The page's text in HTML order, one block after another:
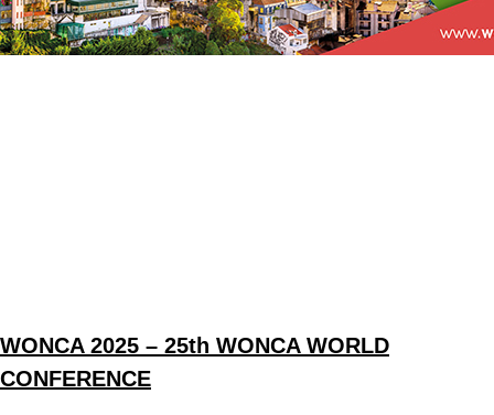
WONCA 2025 – 25th WONCA WORLD
CONFERENCE